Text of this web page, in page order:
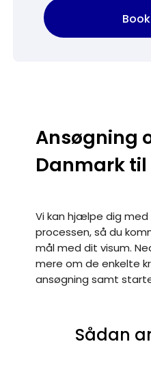
Ansøgning
Danmark til
Vi kan hjælpe dig
processen, så du
mål med dit visum.
mere om de enkelte
ansøgning samt
Sådan